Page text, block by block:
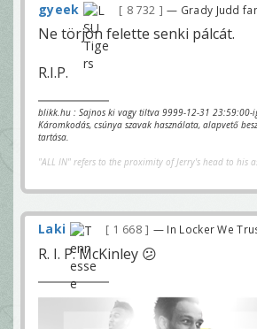
gyeek 8 732 — Grady Judd
Ne törjön felette senki pálcát.
R.I.P.
blikk.hu : Sajnos ki vagy tiltva 9999-12-31 23:59:00-
Káromkodás, csúnya szavak használata, alapvető
tartása.
"ALL IN" refers to the proximity of Jerry's head to his
Laki 1 668 — In Locker We
R. I. P. McKinley 😕